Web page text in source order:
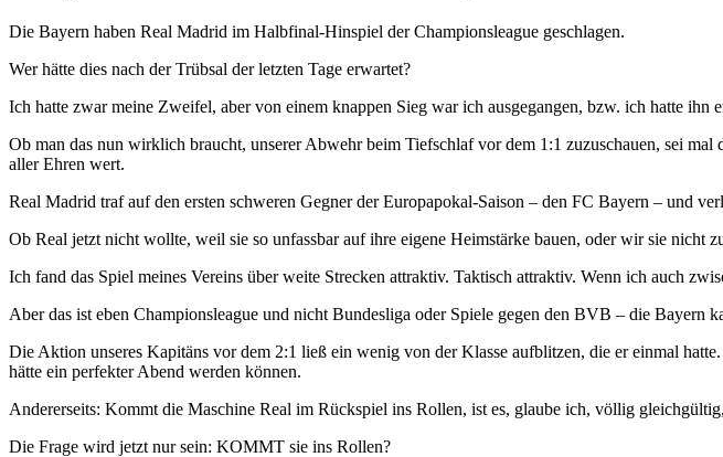
Die Bayern haben Real Madrid im Halbfinal-Hinspiel der Championsleague geschlagen.
Wer hätte dies nach der Trübsal der letzten Tage erwartet?
Ich hatte zwar meine Zweifel, aber von einem knappen Sieg war ich ausgegangen, bzw. ich hatte ihn
Ob man das nun wirklich braucht, unserer Abwehr beim Tiefschlaf vor dem 1:1 zuzuschauen, sei
aller Ehren wert.
Real Madrid traf auf den ersten schweren Gegner der Europapokal-Saison – den FC Bayern – und
Ob Real jetzt nicht wollte, weil sie so unfassbar auf ihre eigene Heimstärke bauen, oder wir sie nicht
Ich fand das Spiel meines Vereins über weite Strecken attraktiv. Taktisch attraktiv. Wenn ich auch
Aber das ist eben Championsleague und nicht Bundesliga oder Spiele gegen den BVB – die Bayern
Die Aktion unseres Kapitäns vor dem 2:1 ließ ein wenig von der Klasse aufblitzen, die er einmal
hätte ein perfekter Abend werden können.
Andererseits: Kommt die Maschine Real im Rückspiel ins Rollen, ist es, glaube ich, völlig
Die Frage wird jetzt nur sein: KOMMT sie ins Rollen?